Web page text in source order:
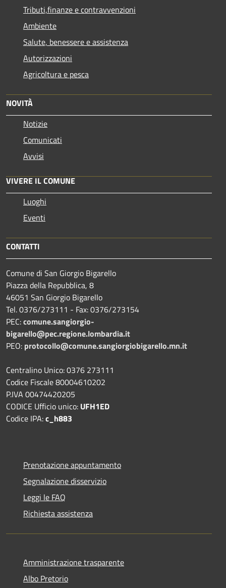
Tributi,finanze e contravvenzioni
Ambiente
Salute, benessere e assistenza
Autorizzazioni
Agricoltura e pesca
NOVITÀ
Notizie
Comunicati
Avvisi
VIVERE IL COMUNE
Luoghi
Eventi
CONTATTI
Comune di San Giorgio Bigarello
Piazza della Repubblica, 8
46051 San Giorgio Bigarello
Tel. 0376/273111 - Fax: 0376/273154
PEC:comune.sangiorgio-
bigarello@pec.regione.lombardia.it
PEO: protocollo@comune.sangiorgiobigarello.mn.it
Centralino Unico: 0376 273111
Codice Fiscale 80004610202
P.IVA 00474420205
CODICE Ufficio unico: UFH1ED
Codice IPA:c_h883
Prenotazione appuntamento
Segnalazione disservizio
Leggi le FAQ
Richiesta assistenza
Amministrazione trasparente
Albo Pretorio